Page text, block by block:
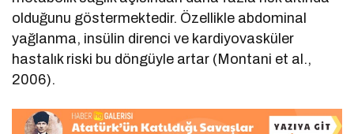
olduğunu göstermektedir. Özellikle abdominal
yağlanma, insülin direnci ve kardiyovasküler
hastalık riski bu döngüyle artar (Montani et al.,
2006).